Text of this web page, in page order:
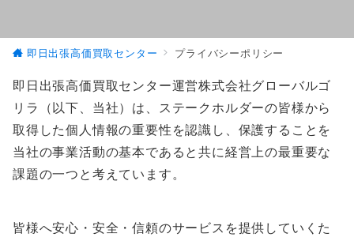
即日出張高価買取センター プライバシーポリシー
即日出張高価買取センター運営株式会社グローバルゴ
リラ（以下、当社）は、ステークホルダーの皆様から
取得した個人情報の重要性を認識し、保護することを
当社の事業活動の基本であると共に経営上の最重要な
課題の一つと考えています。
皆様へ安心・安全・信頼のサービスを提供していくた